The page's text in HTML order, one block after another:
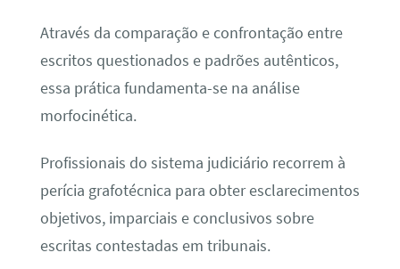
Através da comparação e confrontação entre
escritos questionados e padrões autênticos,
essa prática fundamenta-se na análise
morfocinética.
Profissionais do sistema judiciário recorrem à
perícia grafotécnica para obter esclarecimentos
objetivos, imparciais e conclusivos sobre
escritas contestadas em tribunais.